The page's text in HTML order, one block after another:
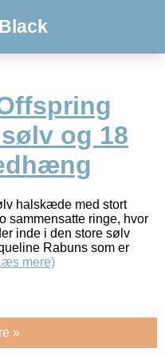
og 18
halskæde med stort
sammensatte ringe, hvor
inde i den store sølv
Rabuns som er
mere)
»